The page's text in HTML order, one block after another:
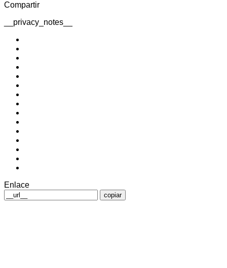
Compartir
__privacy_notes__
Enlace
copiar